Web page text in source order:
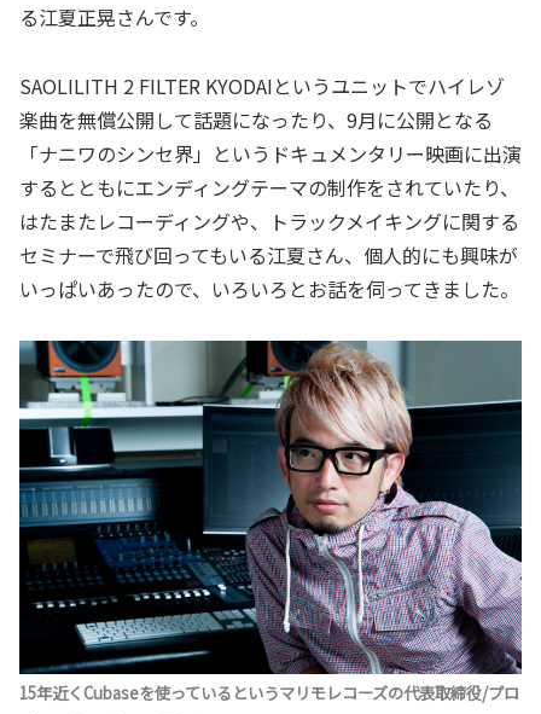
る江夏正晃さんです。
SAOLILITH 2 FILTER KYODAIというユニットでハイレゾ
楽曲を無償公開して話題になったり、9月に公開となる
「ナニワのシンセ界」というドキュメンタリー映画に出演
するとともにエンディングテーマの制作をされていたり、
はたまたレコーディングや、トラックメイキングに関する
セミナーで飛び回ってもいる江夏さん、個人的にも興味が
いっぱいあったので、いろいろとお話を伺ってきました。
15年近くCubaseを使っているというマリモレコーズの代表取締役/プロ